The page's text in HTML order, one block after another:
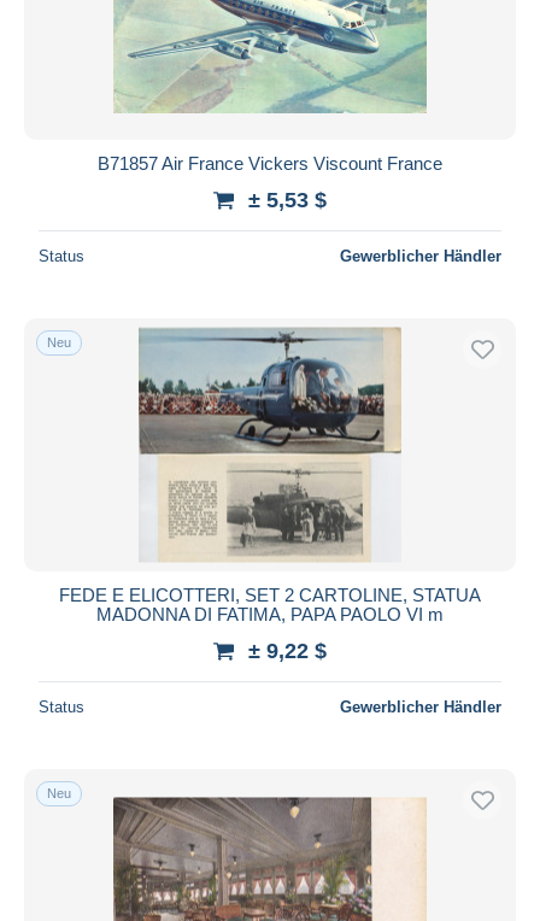
B71857 Air France Vickers Viscount France
± 5,53 $
Status Gewerblicher Händler
Neu
FEDE E ELICOTTERI, SET 2 CARTOLINE, STATUA
MADONNA DI FATIMA, PAPA PAOLO VI m
± 9,22 $
Status Gewerblicher Händler
Neu